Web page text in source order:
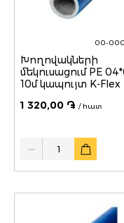
00-
Խողովակների
մեկուսացում PE
10մ կապույտ K-Flex
1 320,00 ֏ / հատ